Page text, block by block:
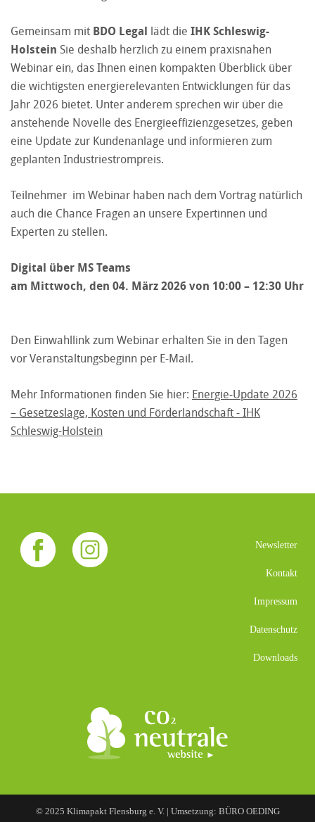
Gemeinsam mit BDO Legal lädt die IHK Schleswig-
Holstein Sie deshalb herzlich zu einem praxisnahen
Webinar ein, das Ihnen einen kompakten Überblick über
die wichtigsten energierelevanten Entwicklungen für das
Jahr 2026 bietet. Unter anderem sprechen wir über die
anstehende Novelle des Energieeffizienzgesetzes, geben
eine Update zur Kundenanlage und informieren zum
geplanten Industriestrompreis.
Teilnehmer im Webinar haben nach dem Vortrag natürlich
auch die Chance Fragen an unsere Expertinnen und
Experten zu stellen.
Digital über MS Teams
am Mittwoch, den 04. März 2026 von 10:00 – 12:30 Uhr
Den Einwahllink zum Webinar erhalten Sie in den Tagen
vor Veranstaltungsbeginn per E-Mail.
Mehr Informationen finden Sie hier: Energie‑Update 2026
– Gesetzeslage, Kosten und Förderlandschaft - IHK
Schleswig-Holstein
Newsletter
Kontakt
Impressum
Datenschutz
Downloads
© 2025 Klimapakt Flensburg e. V. | Umsetzung: BÜRO OEDING